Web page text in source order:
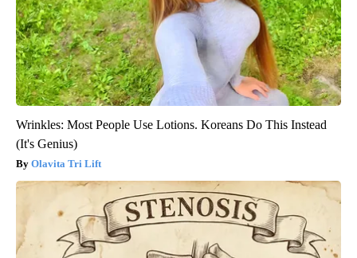
Wrinkles: Most People Use Lotions. Koreans Do This Instead
(It's Genius)
Olavita Tri Lift